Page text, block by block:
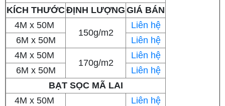
KÍCH THƯỚCĐỊNH LƯỢNG GIÁ BÁN
4M x 50M
150g/m2
Liên hệ
6M x 50M
Liên hệ
4M x 50M
170g/m2
Liên hệ
6M x 50M
Liên hệ
BẠT SỌC MÃ LAI
4M x 50M
Liên hệ